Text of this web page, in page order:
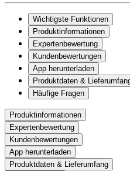
Wichtigste Funktionen
Produktinformationen
Expertenbewertung
Kundenbewertungen
App herunterladen
Produktdaten &
Häufige Fragen
Produktinformationen
Expertenbewertung
Kundenbewertungen
App herunterladen
Produktdaten & Lieferumfang